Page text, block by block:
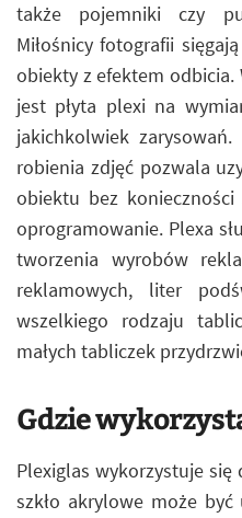
także pojemniki czy
Miłośnicy fotografii
obiekty z efektem
jest płyta plexi na
jakichkolwiek
robienia zdjęć pozwala
obiektu bez
oprogramowanie. Plexa
tworzenia wyrobów
reklamowych, liter
wszelkiego rodzaju
małych tabliczek
Gdzie
Plexiglas wykorzystuje się
szkło akrylowe może